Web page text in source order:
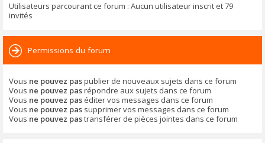
Utilisateurs parcourant ce forum : Aucun utilisateur inscrit et 79
invités
Permissions du forum
Vous ne pouvez paspublier de nouveaux sujets dans ce forum
Vous ne pouvez pasrépondre aux sujets dans ce forum
Vous ne pouvez pas éditer vos messages dans ce forum
Vous ne pouvez pas supprimer vos messages dans ce forum
Vous ne pouvez pastransférer de pièces jointes dans ce forum